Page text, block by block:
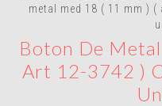
metal med 18 ( 11 mm ) (
Boton De
Art 12-3742 )